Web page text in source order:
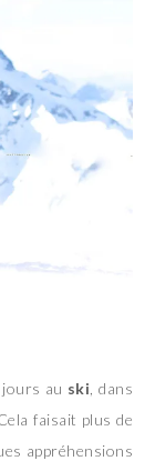
au ski , dans
faisait plus de
appréhensions